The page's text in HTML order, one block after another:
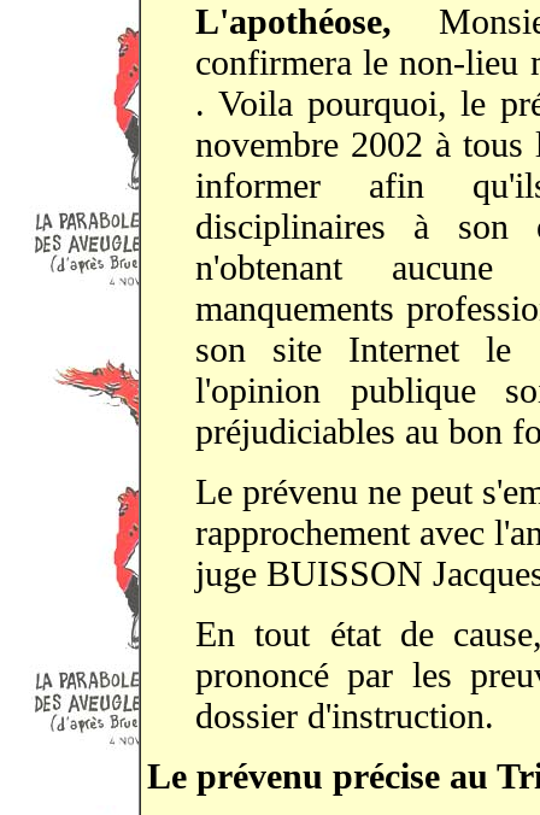
L'apothéose,
confirmera le non-lieu
. Voila pourquoi, le
novembre 2002 à
informer afin
disciplinaires à
n'obtenant
manquements
son site Internet le
l'opinion publique
préjudiciables au bon
Le prévenu ne peut
rapprochement avec
juge BUISSON
En tout état de
prononcé par les
dossier d'instruction.
Le prévenu précise au